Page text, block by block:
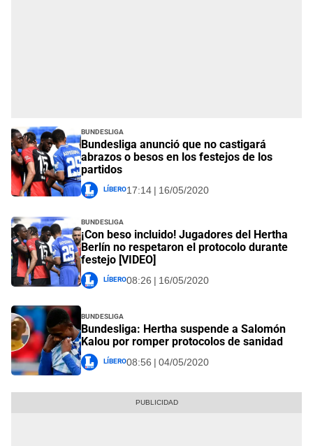
Bundesliga
Bundesliga anunció que no castigará
abrazos o besos en los festejos de los
partidos
Líbero17:14 | 16/05/2020
Bundesliga
¡Con beso incluido! Jugadores del Hertha
Berlín no respetaron el protocolo durante
festejo [VIDEO]
Líbero08:26 | 16/05/2020
Bundesliga
Bundesliga: Hertha suspende a Salomón
Kalou por romper protocolos de sanidad
Líbero08:56 | 04/05/2020